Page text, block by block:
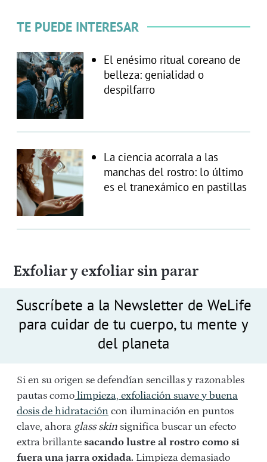
TE PUEDE INTERESAR
El enésimo ritual coreano de
belleza: genialidad o
despilfarro
La ciencia acorrala a las
manchas del rostro: lo último
es el tranexámico en pastillas
Exfoliar y exfoliar sin parar
Suscríbete a la Newsletter de WeLife
para cuidar de tu cuerpo, tu mente y
del planeta
Si en su origen se defendían sencillas y razonables
pautas como limpieza, exfoliación suave y buena
dosis de hidratación con iluminación en puntos
clave, ahora glass skin significa buscar un efecto
extra brillante sacando lustre al rostro como si
fuera una jarra oxidada. Limpieza demasiado